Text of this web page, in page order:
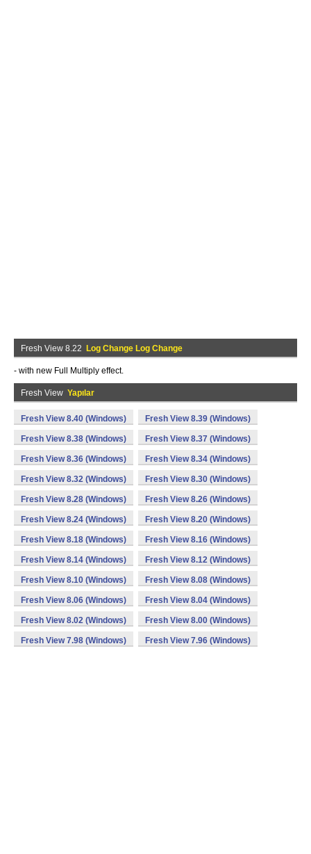
Fresh View 8.22 Log Change Log Change
- with new Full Multiply effect.
Fresh View Yapılar
Fresh View 8.40 (Windows) Fresh View 8.39 (Windows)
Fresh View 8.38 (Windows) Fresh View 8.37 (Windows)
Fresh View 8.36 (Windows) Fresh View 8.34 (Windows)
Fresh View 8.32 (Windows) Fresh View 8.30 (Windows)
Fresh View 8.28 (Windows) Fresh View 8.26 (Windows)
Fresh View 8.24 (Windows) Fresh View 8.20 (Windows)
Fresh View 8.18 (Windows) Fresh View 8.16 (Windows)
Fresh View 8.14 (Windows) Fresh View 8.12 (Windows)
Fresh View 8.10 (Windows) Fresh View 8.08 (Windows)
Fresh View 8.06 (Windows) Fresh View 8.04 (Windows)
Fresh View 8.02 (Windows) Fresh View 8.00 (Windows)
Fresh View 7.98 (Windows) Fresh View 7.96 (Windows)